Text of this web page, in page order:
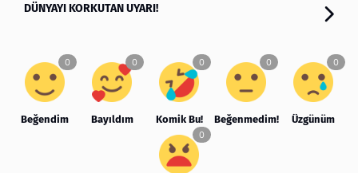
DÜNYAYI KORKUTAN UYARI!
Beğendim Bayıldım Komik Bu! Beğenmedim! Üzgünüm